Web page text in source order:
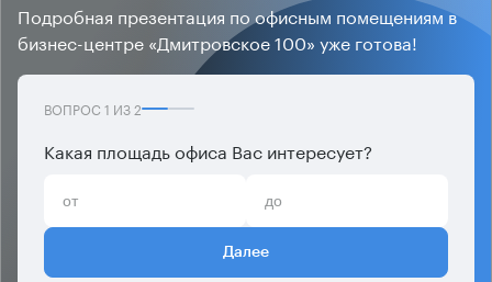
Подробная презентация по офисным помещениям в
бизнес-центре «Дмитровское 100» уже готова!
ВОПРОС 1 ИЗ2
Какая площадь офиса Вас интересует?
Далее